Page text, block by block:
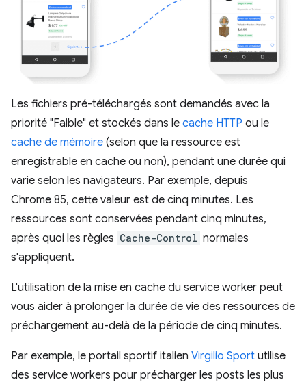
Les fichiers pré-téléchargés sont demandés avec la
priorité "Faible" et stockés dans le cache HTTP ou le
cache de mémoire (selon que la ressource est
enregistrable en cache ou non), pendant une durée qui
varie selon les navigateurs. Par exemple, depuis
Chrome 85, cette valeur est de cinq minutes. Les
ressources sont conservées pendant cinq minutes,
après quoi les règles Cache-Control normales
s'appliquent.
L'utilisation de la mise en cache du service worker peut
vous aider à prolonger la durée de vie des ressources de
préchargement au-delà de la période de cinq minutes.
Par exemple, le portail sportif italien Virgilio Sport utilise
des service workers pour précharger les posts les plus